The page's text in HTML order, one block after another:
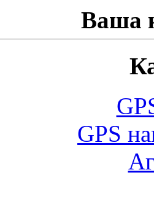
Ваша
GPS